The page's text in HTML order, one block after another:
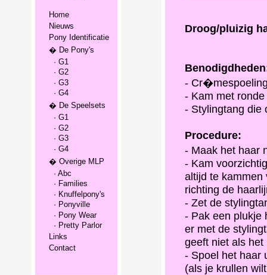
Home
Nieuws
Pony Identificatie
� De Pony's
· G1
· G2
· G3
· G4
� De Speelsets
· G1
· G2
· G3
· G4
� Overige MLP
· Abc
· Families
· Knuffelpony's
· Ponyville
· Pony Wear
· Pretty Parlor
Links
Contact
Droog/pluizig
-
- Kam met
- Stylingtang die
Procedure:
- Maak het haar
- Kam
altijd te kammen
richting de
- Zet de
- Pak een plukje
er met de
geeft niet als
- Spoel het haar
(als je krullen